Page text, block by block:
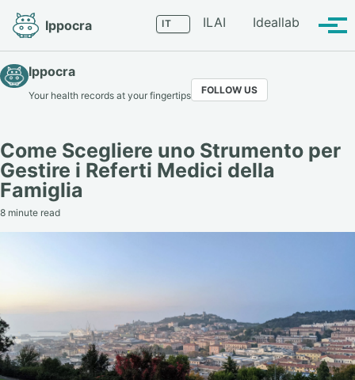
Skip
primary
navigation
Skip
content
Skip
footer
Ippocra LanguageILAI Ideallab
Ippocra
Your health records at your fingertips FOLLOW US
Come Scegliere uno Strumento per
Gestire i Referti Medici della
Famiglia
8 minute read